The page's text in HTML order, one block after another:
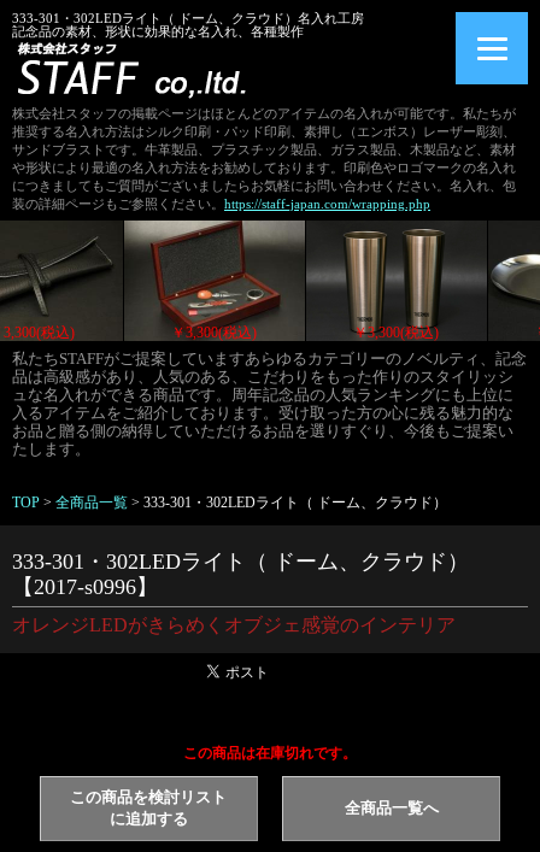
333-301・302LEDライト（ ドーム、クラウド）名入れ工房
記念品の素材、形状に効果的な名入れ、各種製作
株式会社スタッフの掲載ページはほとんどのアイテムの名入れが可能です。私たちが
推奨する名入れ方法はシルク印刷・パッド印刷、素押し（エンボス）レーザー彫刻、
サンドブラストです。牛革製品、プラスチック製品、ガラス製品、木製品など、素材
や形状により最適の名入れ方法をお勧めしております。印刷色やロゴマークの名入れ
につきましてもご質問がございましたらお気軽にお問い合わせください。名入れ、包
装の詳細ページもご参照ください。 https://staff-japan.com/wrapping.php
￥3,300(税込) ￥3,300(税込) ￥3,300(税
私たちSTAFFがご提案していますあらゆるカテゴリーのノベルティ、記念
品は高級感があり、人気のある、こだわりをもった作りのスタイリッシ
ュな名入れができる商品です。周年記念品の人気ランキングにも上位に
入るアイテムをご紹介しております。受け取った方の心に残る魅力的な
お品と贈る側の納得していただけるお品を選りすぐり、今後もご提案い
たします。
TOP > 全商品一覧 > 333-301・302LEDライト（ ドーム、クラウド）
333-301・302LEDライト（ ドーム、クラウド）
【2017-s0996】
オレンジLEDがきらめくオブジェ感覚のインテリア
この商品は在庫切れです。
この商品を検討リスト
に追加する
全商品一覧へ